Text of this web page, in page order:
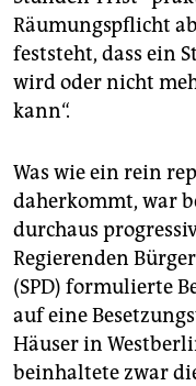
Räumungspflicht
feststeht, dass ein
wird oder nicht
kann“.
Was wie ein rein
daherkommt, war
durchaus
Regierenden
(SPD) formulierte
auf eine
Häuser in
beinhaltete zwar